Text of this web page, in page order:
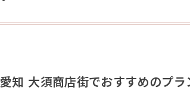
愛知 大須商店街でおすすめのプラ